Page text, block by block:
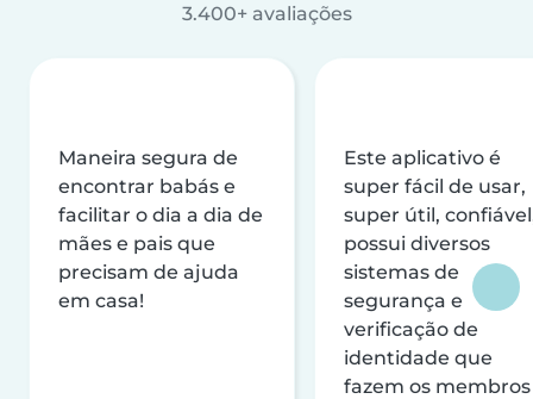
3.400+ avaliações
Maneira segura de
encontrar babás e
facilitar o dia a dia de
mães e pais que
precisam de ajuda
em casa!
Este aplicativo é
super fácil de usar,
super útil,
possui diversos
sistemas de
segurança e
verificação de
identidade que
fazem os membros